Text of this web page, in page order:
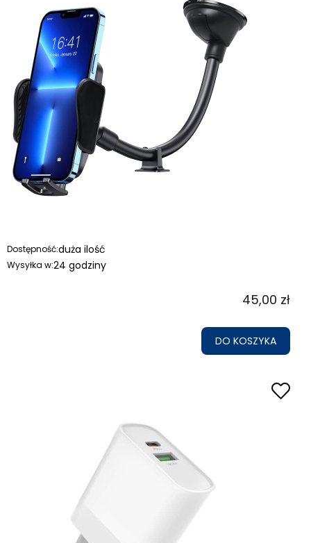
Dostępność:duża ilość
Wysyłka w:24 godziny
45,00 zł
DO KOSZYKA